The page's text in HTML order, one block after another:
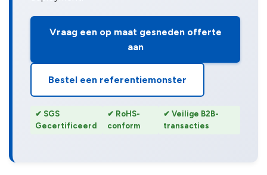
Vraag een op maat gesneden offerte
aan
Bestel een referentiemonster
✔ SGS
Gecertificeerd
✔ RoHS-
conform
✔ Veilige B2B-
transacties